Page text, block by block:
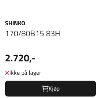
SHINKO
170/80B15 83H
2.720,-
Ikke på lager
Kjøp